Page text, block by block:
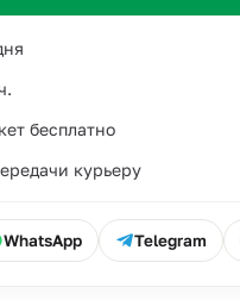
бесплатно
курьеру
WhatsApp Telegram